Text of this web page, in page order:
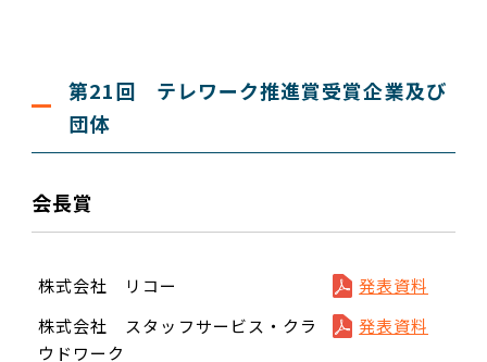
第21回 テレワーク推進賞受賞企業及び
団体
会長賞
株式会社 リコー
発表資料
株式会社 スタッフサービス・クラ
ウドワーク
発表資料